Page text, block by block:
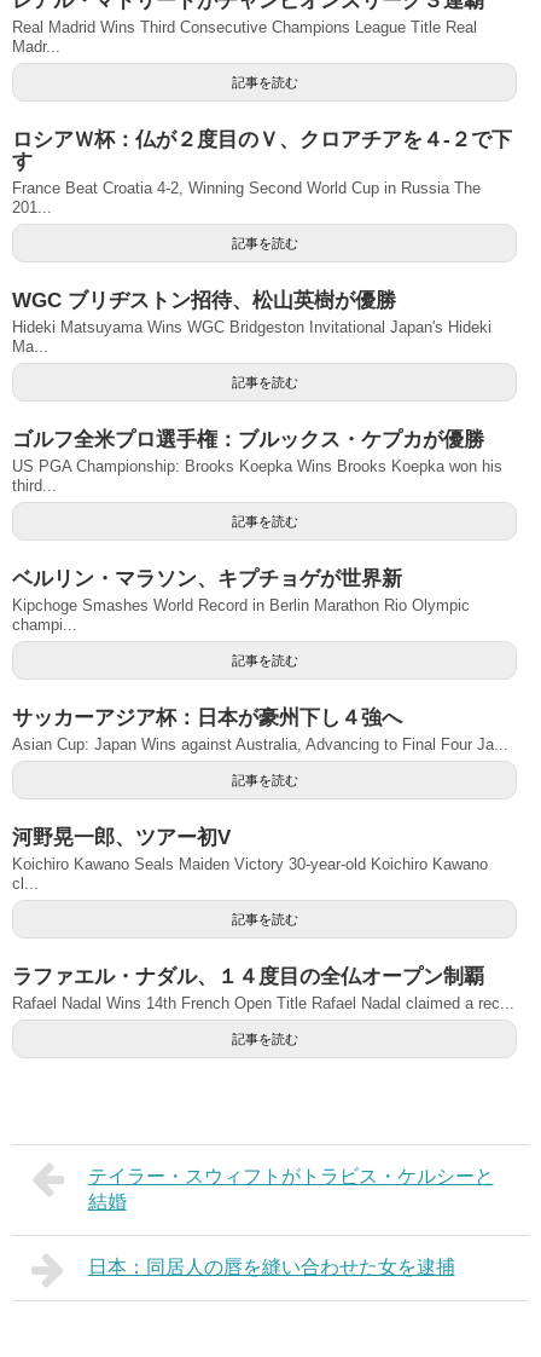
Real Madrid Wins Third Consecutive Champions League Title Real
Madr...
記事を読む
ロシアＷ杯：仏が２度目のＶ、クロアチアを４-２で下
す
France Beat Croatia 4-2, Winning Second World Cup in Russia The
201...
記事を読む
WGC ブリヂストン招待、松山英樹が優勝
Hideki Matsuyama Wins WGC Bridgeston Invitational Japan's Hideki
Ma...
記事を読む
ゴルフ全米プロ選手権：ブルックス・ケプカが優勝
US PGA Championship: Brooks Koepka Wins Brooks Koepka won his
third...
記事を読む
ベルリン・マラソン、キプチョゲが世界新
Kipchoge Smashes World Record in Berlin Marathon Rio Olympic
champi...
記事を読む
サッカーアジア杯：日本が豪州下し４強へ
Asian Cup: Japan Wins against Australia, Advancing to Final Four Ja...
記事を読む
河野晃一郎、ツアー初V
Koichiro Kawano Seals Maiden Victory 30-year-old Koichiro Kawano
cl...
記事を読む
ラファエル・ナダル、１４度目の全仏オープン制覇
Rafael Nadal Wins 14th French Open Title Rafael Nadal claimed a rec...
記事を読む
テイラー・スウィフトがトラビス・ケルシーと
結婚
日本：同居人の唇を縫い合わせた女を逮捕